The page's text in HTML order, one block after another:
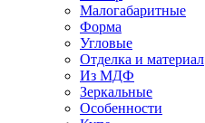
Малогабаритные
Форма
Угловые
Отделка и материал
Из МДФ
Зеркальные
Особенности